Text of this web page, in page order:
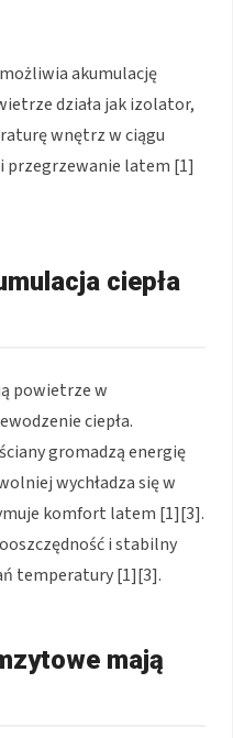
akumulację
działa jak izolator,
wnętrz w ciągu
przegrzewanie latem [1]
ciepła
powietrze w
ciepła.
gromadzą energię
wychładza się w
komfort latem [1][3].
i stabilny
temperatury [1][3].
mają